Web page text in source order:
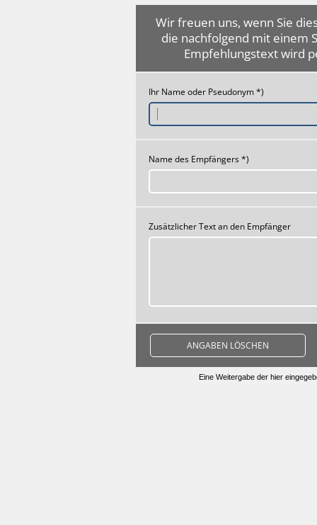
Wir freuen uns, wenn Sie
die nachfolgend mit einem
Empfehlungstext wird
Ihr Name oder Pseudonym *)
Name des Empfängers *)
Zusätzlicher Text an den Empfänger
ANGABEN LÖSCHEN
Eine Weitergabe der hier